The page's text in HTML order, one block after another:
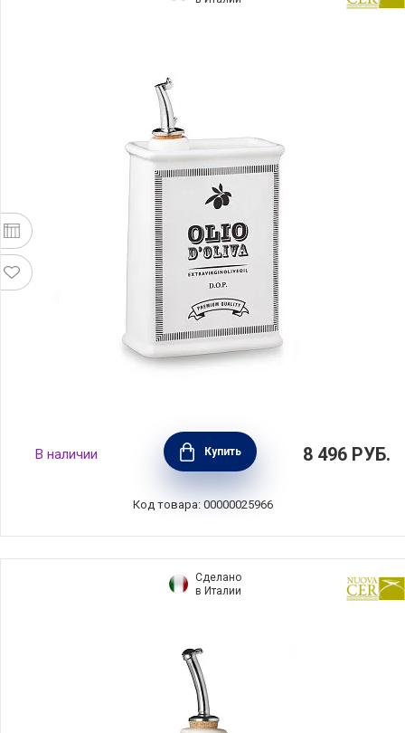
Бутылка для масла квадратная Oliere
Vintage 500 мл, материал керамика, цвет
белый, Nuova Cer, Италия, 9505-BCO
В наличии Купить 8 496 РУБ.
Код товара: 00000025966
Сделано
в Италии